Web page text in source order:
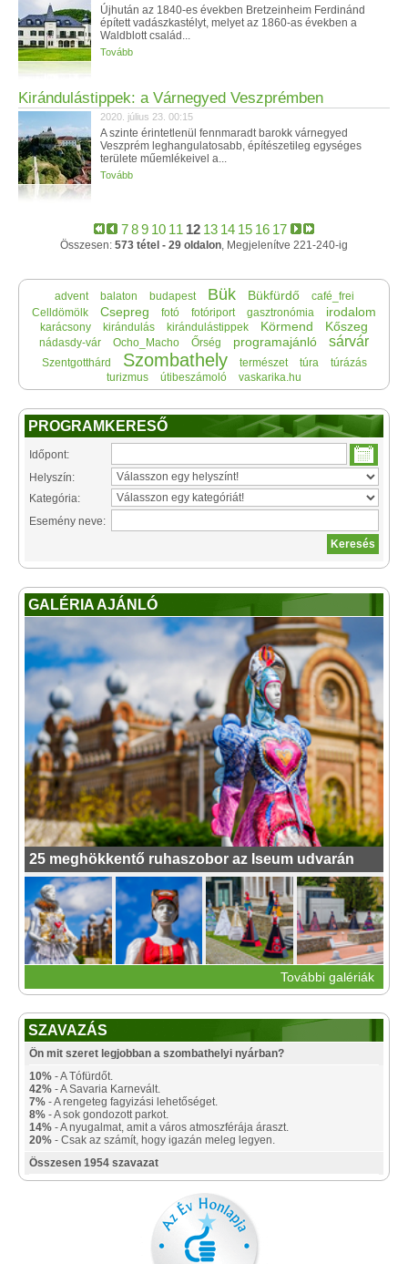
Újhután az 1840-es években Bretzeinheim Ferdinánd
épített vadászkastélyt, melyet az 1860-as években a
Waldblott család...
Tovább
Kirándulástippek: a Várnegyed Veszprémben
2020. július 23. 00:15
A szinte érintetlenül fennmaradt barokk várnegyed
Veszprém leghangulatosabb, építészetileg egységes
területe műemlékeivel a...
Tovább
789 10 11 12 13 14 15 16 17
Összesen: 573 tétel - 29 oldalon, Megjelenítve 221-240-ig
advent balaton budapest Bük Bükfürdő
café_frei
Celldömölk
Csepreg fotó fotóriport gasztronómia irodalom
karácsony kirándulás kirándulástippek Körmend Kőszeg
nádasdy-vár Ocho_Macho Őrség programajánló sárvár
Szentgotthárd Szombathely természet túra
túrázás
turizmus
útibeszámoló vaskarika.hu
PROGRAMKERESŐ
Időpont:
Helyszín:
Kategória:
Esemény neve:
GALÉRIA AJÁNLÓ
25 meghökkentő ruhaszobor az Iseum udvarán
További galériák
SZAVAZÁS
Ön mit szeret legjobban a szombathelyi nyárban?
10% - A Tófürdőt.
42% - A Savaria Karnevált.
7% - A rengeteg fagyizási lehetőséget.
8% - A sok gondozott parkot.
14% - A nyugalmat, amit a város atmoszférája áraszt.
20% - Csak az számít, hogy igazán meleg legyen.
Összesen 1954 szavazat